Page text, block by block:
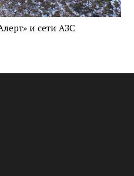
и сети АЗС